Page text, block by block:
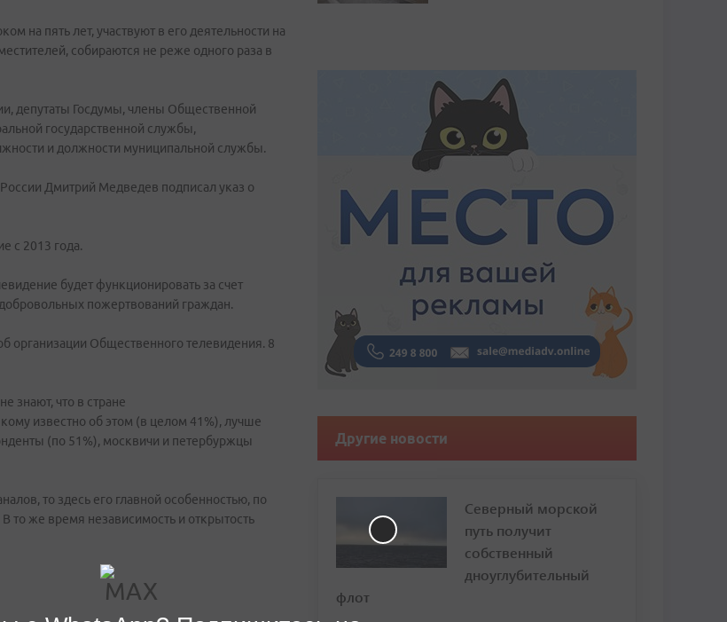
на пять лет, участвуют в его деятельности на
собираются не реже одного раза в
депутаты Госдумы, члены Общественной
государственной службы,
и должности муниципальной службы.
Дмитрий Медведев подписал указ о
с 2013 года.
будет функционировать за счет
пожертвований граждан.
организации Общественного телевидения. 8
знают, что в стране
известно об этом (в целом 41%), лучше
(по 51%), москвичи и петербуржцы
то здесь его главной особенностью, по
то же время независимость и открытость
Другие новости
Северный морской
путь получит
собственный
дноуглубительный
флот